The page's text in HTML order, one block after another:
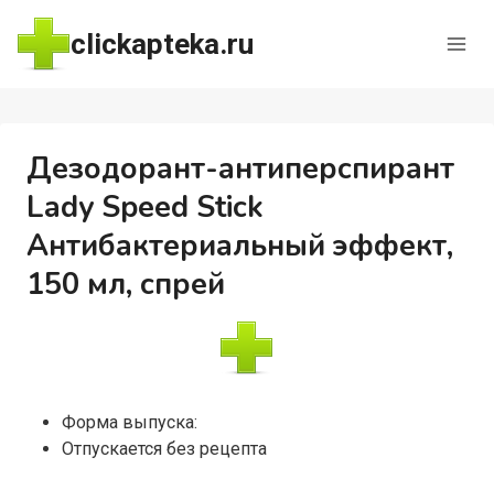
Перейти
содержимому
clickapteka.ru
Дезодорант-антиперспирант
Lady Speed Stick
Антибактериальный эффект,
150 мл, спрей
Форма выпуска:
Отпускается без рецепта